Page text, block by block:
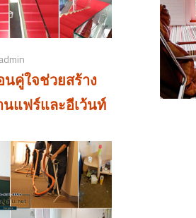
admin
นคู่ใจช่วยสร้าง
แฟร์และอีเว้นท์